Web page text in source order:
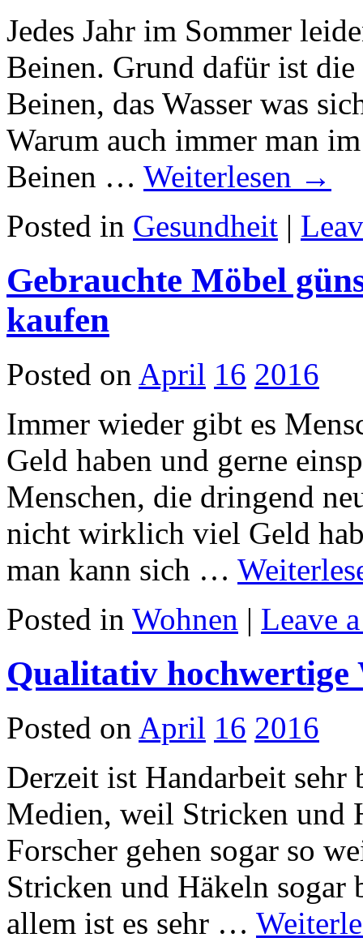
Jedes Jahr im Sommer
Beinen. Grund dafür ist
Beinen, das Wasser was
Warum auch immer man
Beinen … Weiterlesen →
Posted in Gesundheit |
Gebrauchte Möbel
kaufen
Posted on April 16 2016
Immer wieder gibt es
Geld haben und gerne
Menschen, die dringend
nicht wirklich viel Geld
man kann sich …
Posted in Wohnen | Leave
Qualitativ hochwertige
Posted on April 16 2016
Derzeit ist Handarbeit sehr
Medien, weil Stricken und
Forscher gehen sogar so
Stricken und Häkeln sogar
allem ist es sehr …